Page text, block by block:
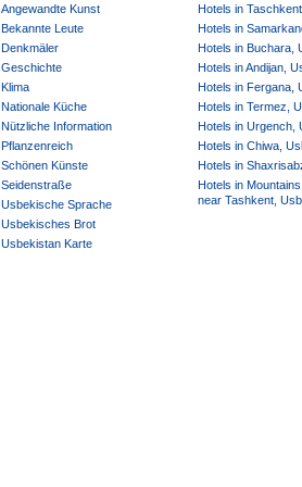
Angewandte Kunst
Bekannte Leute
Denkmäler
Geschichte
Klima
Nationale Küche
Nützliche Information
Pflanzenreich
Schönen Künste
Seidenstraße
Usbekische Sprache
Usbekisches Brot
Usbekistan Karte
Hotels in
Hotels in
Hotels in Buchara,
Hotels in Andijan,
Hotels in Fergana,
Hotels in Termez,
Hotels in Urgench,
Hotels in Chiwa,
Hotels in
Hotels in
near Tashkent,